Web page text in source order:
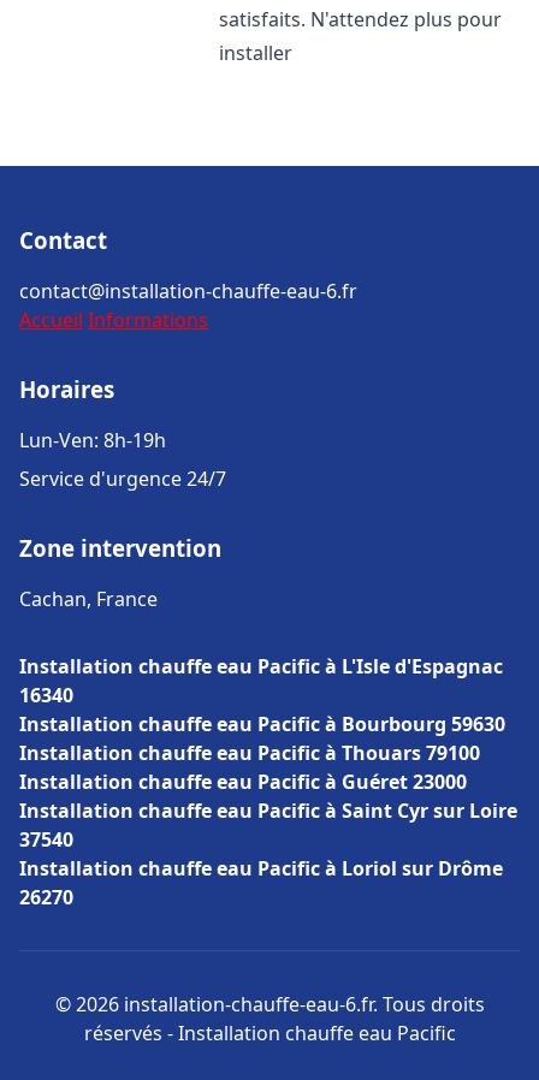
satisfaits. N'attendez plus pour
installer
Contact
contact@installation-chauffe-eau-6.fr
Accueil Informations
Horaires
Lun-Ven: 8h-19h
Service d'urgence 24/7
Zone intervention
Cachan, France
Installation chauffe eau Pacific à L'Isle d'Espagnac
16340
Installation chauffe eau Pacific à Bourbourg 59630
Installation chauffe eau Pacific à Thouars 79100
Installation chauffe eau Pacific à Guéret 23000
Installation chauffe eau Pacific à Saint Cyr sur Loire
37540
Installation chauffe eau Pacific à Loriol sur Drôme
26270
© 2026 installation-chauffe-eau-6.fr. Tous droits
réservés - Installation chauffe eau Pacific